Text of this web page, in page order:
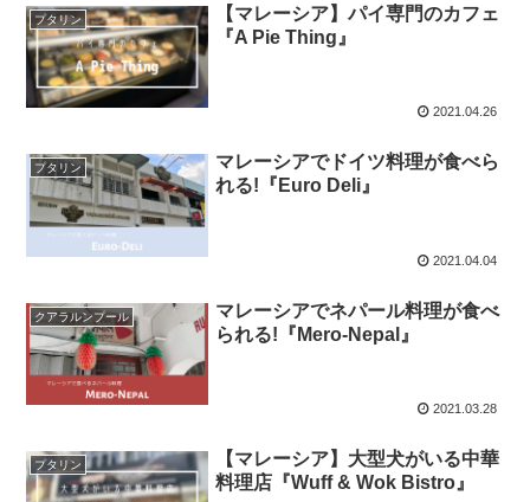
プタリン
【マレーシア】パイ専門のカフェ
『A Pie Thing』
2021.04.26
プタリン
マレーシアでドイツ料理が食べら
れる!『Euro Deli』
2021.04.04
クアラルンプール
マレーシアでネパール料理が食べ
られる!『Mero-Nepal』
2021.03.28
プタリン
【マレーシア】大型犬がいる中華
料理店『Wuff & Wok Bistro』